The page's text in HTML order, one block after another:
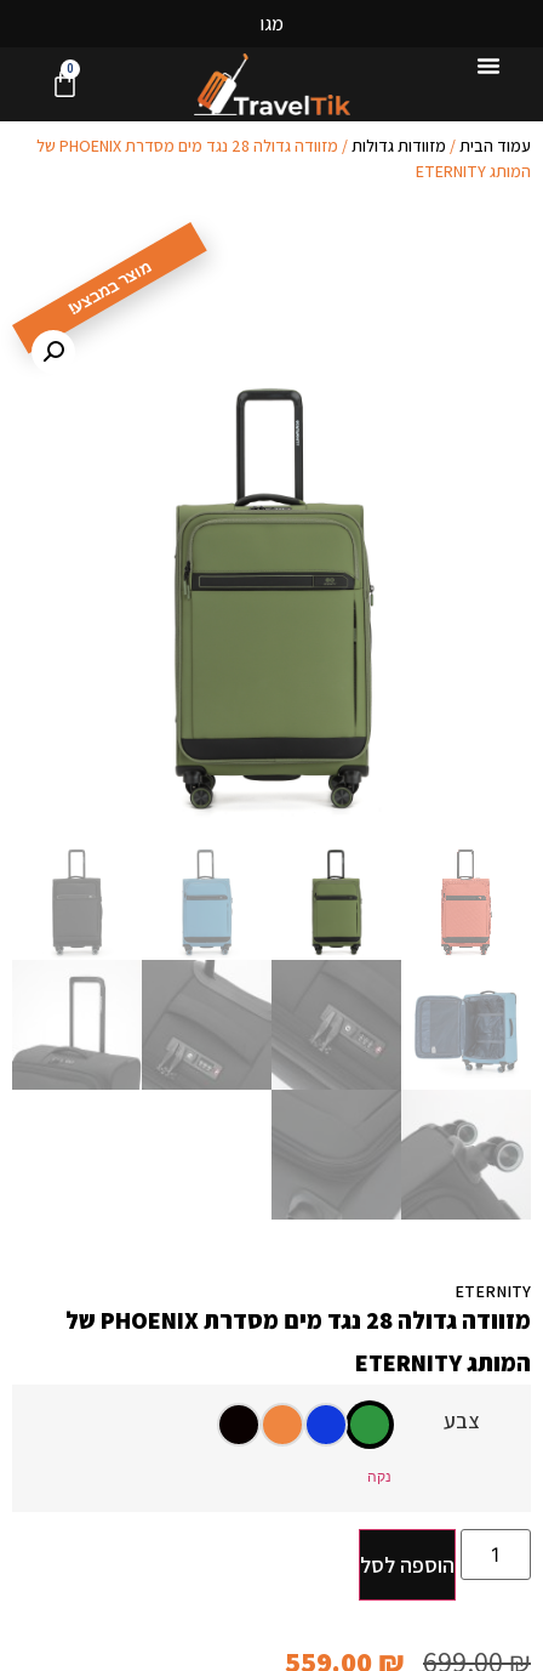
מגוו
0
עמוד הבית / מזוודות גדולות
/ מזוודה גדולה ‎28 נגד מים מסדרת PHOENIX של
המותג ETERNITY
ETERNITY
מזוודה גדולה ‎28 נגד מים מסדרת PHOENIX של
המותג ETERNITY
699.00₪
559.00₪
צבע
נקה
הוספה לסל
מוצר במבצע!